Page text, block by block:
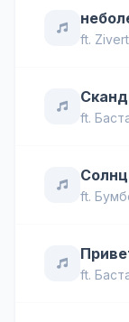
ft. Zivert
ft.
ft.
ft.